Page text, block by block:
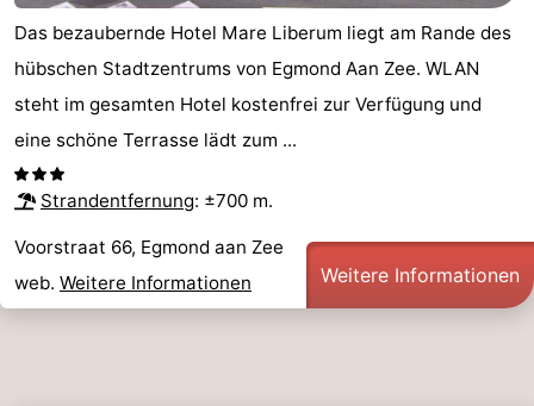
Natur
Hollands
Duin
-
Noordwijk
-
Katwijk
Scheveningen
-
Den
Haag
-
Rotterdam
-
Das bezaubernde Hotel Mare Liberum liegt am Rande des
hübschen Stadtzentrums von Egmond Aan Zee. WLAN
steht im gesamten Hotel kostenfrei zur Verfügung und
eine schöne Terrasse lädt zum ...
Strandentfernung: ±700 m.
Voorstraat 66, Egmond aan Zee
web. Weitere Informationen Weitere Informationen